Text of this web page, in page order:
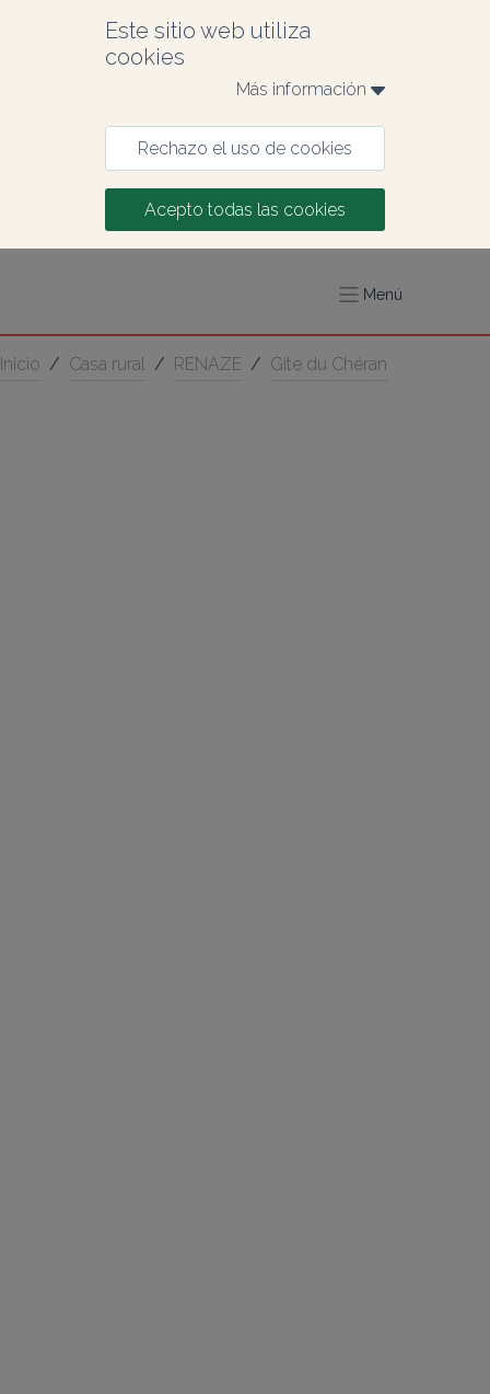
Este sitio web utiliza
cookies
Más información
Rechazo el uso de cookies
Acepto todas las cookies
Menú
Inicio / Casa rural / RENAZE / Gite du Chéran